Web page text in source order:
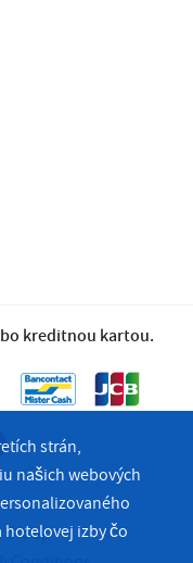
kreditnou kartou.
Group
strán,
našich webových
hotelovej izby čo